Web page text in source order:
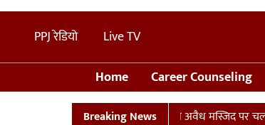
PPJ रेडियो Live TV
Home Career Counseling
Breaking News
UP: संभल में तालाब पर बनी अवैध मस्जिद पर चला